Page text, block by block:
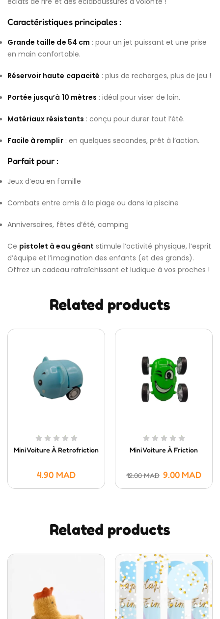
Caractéristiques principales :
Grande taille de 54 cm : pour un jet puissant et une prise
en main confortable.
Réservoir haute capacité : plus de recharges, plus de jeu !
Portée jusqu’à 10 mètres : idéal pour viser de loin.
Matériaux résistants : conçu pour durer tout l’été.
Facile à remplir: en quelques secondes, prêt à l’action.
Parfait pour :
Jeux d’eau en famille
Combats entre amis à la plage ou dans la piscine
Anniversaires, fêtes d’été, camping
Ce pistolet à eau géant stimule l’activité physique, l’esprit
d’équipe et l’imagination des enfants (et des grands).
Offrez un cadeau rafraîchissant et ludique à vos proches !
Related products
Mini Voiture À Retrofriction
4.90 MAD
Mini Voiture À Friction
12.00MAD 9.00 MAD
Related products